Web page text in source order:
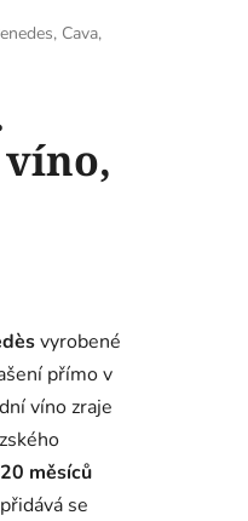
Cava,
víno,
vyrobené
přímo v
víno zraje
měsíců
se